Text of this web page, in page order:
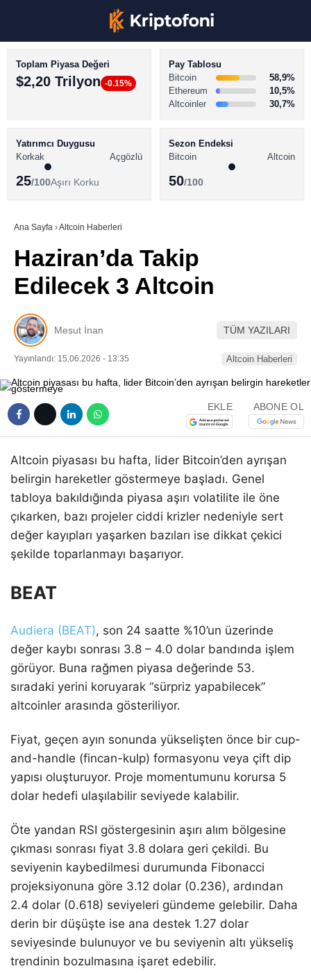
TikTok
Pinterest
Telegram
BİTCOİN HABERLERİ
ALTCOİN HABERLERİ
SÖZLÜK
Toplam Piyasa Değeri
$2,20 Trilyon -0.15%
Pay Tablosu
Bitcoin
58,9%
Ethereum
10,5%
Altcoinler
30,7%
Yatırımcı Duygusu
Korkak
Açgözlü
25/100Aşırı Korku
Sezon Endeksi
Bitcoin
Altcoin
50/100
Ana Sayfa ›Altcoin Haberleri
Haziran’da Takip
Edilecek 3 Altcoin
Mesut İnan TÜM YAZILARI
Yayınlandı: 15.06.2026 - 13:35 Altcoin Haberleri
EKLE ABONE OL
Altcoin piyasası bu hafta, lider Bitcoin’den ayrışan
belirgin hareketler göstermeye başladı. Genel
tabloya bakıldığında piyasa aşırı volatilite ile öne
çıkarken, bazı projeler ciddi krizler nedeniyle sert
değer kayıpları yaşarken bazıları ise dikkat çekici
şekilde toparlanmayı başarıyor.
BEAT
Audiera (BEAT), son 24 saatte %10’un üzerinde
değer kaybı sonrası 3.8 – 4.0 dolar bandında işlem
görüyor. Buna rağmen piyasa değerinde 53.
sıradaki yerini koruyarak “sürpriz yapabilecek”
altcoinler arasında gösteriliyor.
Fiyat, geçen ayın sonunda yükselişten önce bir cup-
and-handle (fincan-kulp) formasyonu veya çift dip
yapısı oluşturuyor. Proje momentumunu korursa 5
dolar hedefi ulaşılabilir seviyede kalabilir.
Öte yandan RSI göstergesinin aşırı alım bölgesine
çıkması sonrası fiyat 3.8 dolara geri çekildi. Bu
seviyenin kaybedilmesi durumunda Fibonacci
projeksiyonuna göre 3.12 dolar (0.236), ardından
2.4 dolar (0.618) seviyeleri gündeme gelebilir. Daha
derin bir düşüşte ise ana destek 1.27 dolar
seviyesinde bulunuyor ve bu seviyenin altı yükseliş
trendinin bozulmasına işaret edebilir.